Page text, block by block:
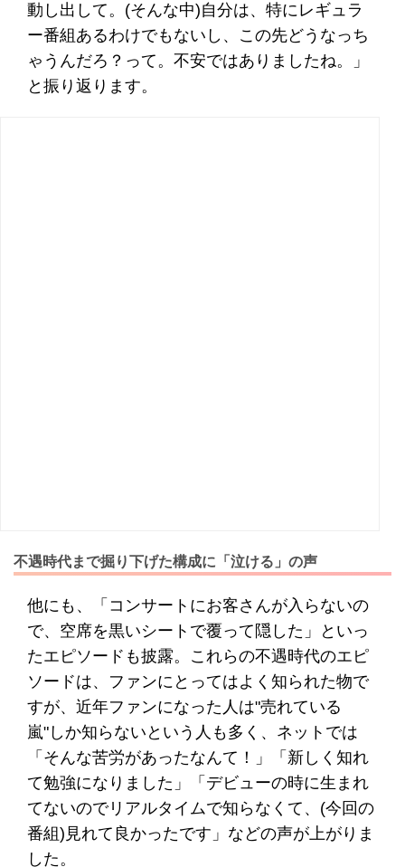
動し出して。(そんな中)自分は、特にレギュラ
ー番組あるわけでもないし、この先どうなっち
ゃうんだろ？って。不安ではありましたね。」
と振り返ります。
不遇時代まで掘り下げた構成に「泣ける」の声
他にも、「コンサートにお客さんが入らないの
で、空席を黒いシートで覆って隠した」といっ
たエピソードも披露。これらの不遇時代のエピ
ソードは、ファンにとってはよく知られた物で
すが、近年ファンになった人は"売れている
嵐"しか知らないという人も多く、ネットでは
「そんな苦労があったなんて！」「新しく知れ
て勉強になりました」「デビューの時に生まれ
てないのでリアルタイムで知らなくて、(今回の
番組)見れて良かったです」などの声が上がりま
した。